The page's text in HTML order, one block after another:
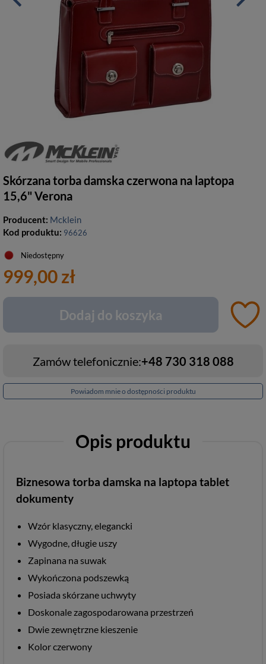
Skórzana torba damska czerwona na laptopa
15,6" Verona
Producent: Mcklein
Kod produktu: 96626
Niedostępny
999,00 zł
Dodaj do koszyka
Zamów telefonicznie:+48 730 318 088
Powiadom mnie o dostępności produktu
Opis produktu
Biznesowa torba damska na laptopa tablet
dokumenty
Wzór klasyczny, elegancki
Wygodne, długie uszy
Zapinana na suwak
Wykończona podszewką
Posiada skórzane uchwyty
Doskonale zagospodarowana przestrzeń
Dwie zewnętrzne kieszenie
Kolor czerwony